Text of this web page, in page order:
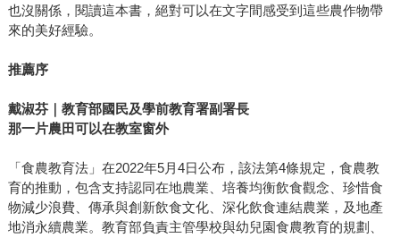
也沒關係，閱讀這本書，絕對可以在文字間感受到這些農作物帶
來的美好經驗。
推薦序
戴淑芬｜教育部國民及學前教育署副署長
那一片農田可以在教室窗外
「食農教育法」在2022年5月4日公布，該法第4條規定，食農教
育的推動，包含支持認同在地農業、培養均衡飲食觀念、珍惜食
物減少浪費、傳承與創新飲食文化、深化飲食連結農業，及地產
地消永續農業。教育部負責主管學校與幼兒園食農教育的規劃、